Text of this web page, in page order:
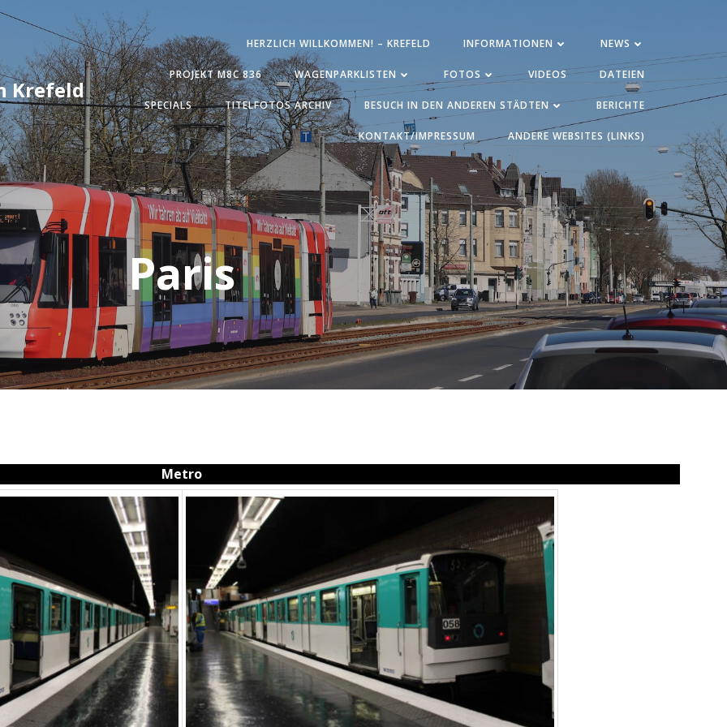
Krefeld
HERZLICH WILLKOMMEN! – KREFELD INFORMATIONEN NEWS
PROJEKT M8C 836 WAGENPARKLISTEN FOTOS VIDEOS DATEIEN
SPECIALS TITELFOTOS ARCHIV BESUCH IN DEN ANDEREN STÄDTEN BERICHTE
KONTAKT/IMPRESSUM ANDERE WEBSITES (LINKS)
Paris
Metro